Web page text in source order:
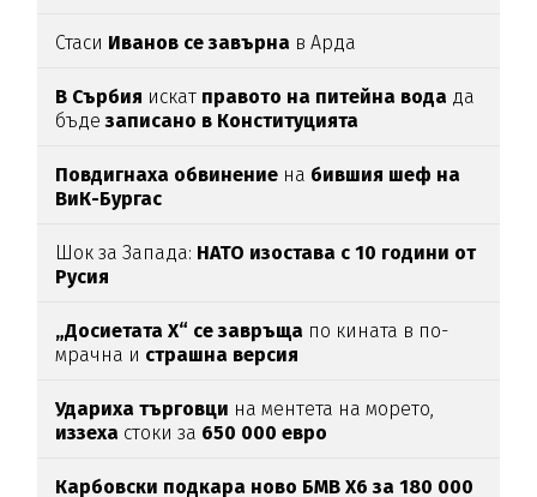
Стаси Иванов се завърна в Арда
В Сърбия искат правото на питейна вода да
бъде записано в Конституцията
Повдигнаха обвинение на бившия шеф на
ВиК-Бургас
Шок за Запада: НАТО изостава с 10 години от
Русия
„Досиетата Х“ се завръща по кината в по-
мрачна и страшна версия
Удариха търговци на ментета на морето,
иззеха стоки за 650 000 евро
Карбовски подкара ново БМВ Х6 за 180 000